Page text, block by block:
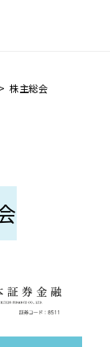
株主総会